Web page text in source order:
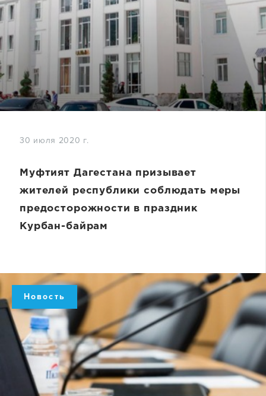
30 июля 2020 г.
Муфтият Дагестана призывает
жителей республики соблюдать меры
предосторожности в праздник
Курбан-байрам
Новость